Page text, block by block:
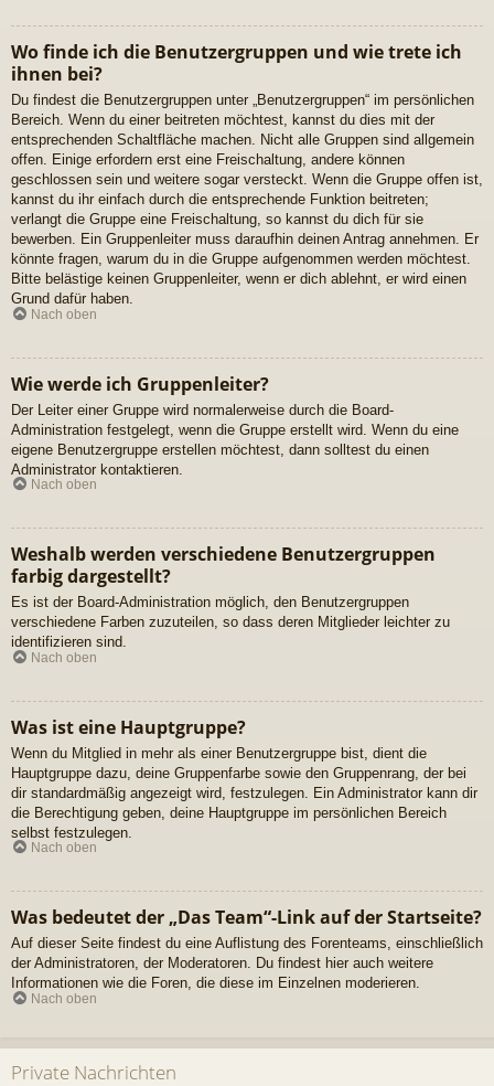
Wo finde ich die Benutzergruppen und wie trete ich
ihnen bei?
Du findest die Benutzergruppen unter „Benutzergruppen“ im persönlichen
Bereich. Wenn du einer beitreten möchtest, kannst du dies mit der
entsprechenden Schaltfläche machen. Nicht alle Gruppen sind allgemein
offen. Einige erfordern erst eine Freischaltung, andere können
geschlossen sein und weitere sogar versteckt. Wenn die Gruppe offen ist,
kannst du ihr einfach durch die entsprechende Funktion beitreten;
verlangt die Gruppe eine Freischaltung, so kannst du dich für sie
bewerben. Ein Gruppenleiter muss daraufhin deinen Antrag annehmen. Er
könnte fragen, warum du in die Gruppe aufgenommen werden möchtest.
Bitte belästige keinen Gruppenleiter, wenn er dich ablehnt, er wird einen
Grund dafür haben.
Nach oben
Wie werde ich Gruppenleiter?
Der Leiter einer Gruppe wird normalerweise durch die Board-
Administration festgelegt, wenn die Gruppe erstellt wird. Wenn du eine
eigene Benutzergruppe erstellen möchtest, dann solltest du einen
Administrator kontaktieren.
Nach oben
Weshalb werden verschiedene Benutzergruppen
farbig dargestellt?
Es ist der Board-Administration möglich, den Benutzergruppen
verschiedene Farben zuzuteilen, so dass deren Mitglieder leichter zu
identifizieren sind.
Nach oben
Was ist eine Hauptgruppe?
Wenn du Mitglied in mehr als einer Benutzergruppe bist, dient die
Hauptgruppe dazu, deine Gruppenfarbe sowie den Gruppenrang, der bei
dir standardmäßig angezeigt wird, festzulegen. Ein Administrator kann dir
die Berechtigung geben, deine Hauptgruppe im persönlichen Bereich
selbst festzulegen.
Nach oben
Was bedeutet der „Das Team“-Link auf der Startseite?
Auf dieser Seite findest du eine Auflistung des Forenteams, einschließlich
der Administratoren, der Moderatoren. Du findest hier auch weitere
Informationen wie die Foren, die diese im Einzelnen moderieren.
Nach oben
Private Nachrichten